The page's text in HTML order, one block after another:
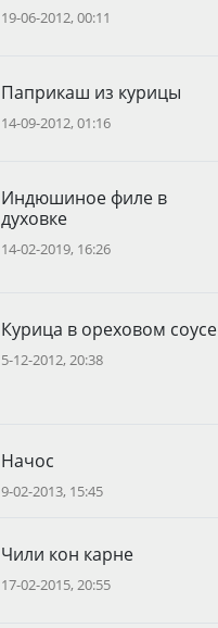
19-06-2012, 00:11
Паприкаш из курицы
14-09-2012, 01:16
Индюшиное филе в
духовке
14-02-2019, 16:26
Курица в ореховом соусе
5-12-2012, 20:38
Начос
9-02-2013, 15:45
Чили кон карне
17-02-2015, 20:55